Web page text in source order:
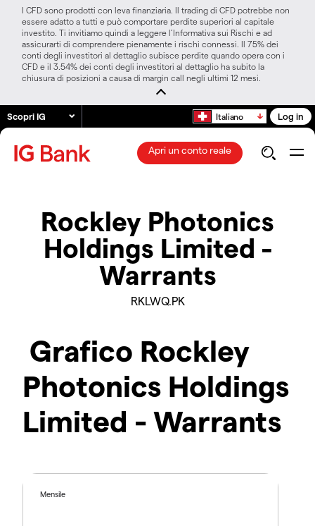
I CFD sono prodotti con leva finanziaria. Il trading di CFD potrebbe non
essere adatto a tutti e può comportare perdite superiori al capitale
investito. Ti invitiamo quindi a leggere l’Informativa sui Rischi e ad
assicurarti di comprendere pienamente i rischi connessi. Il 75% dei
conti degli investitori al dettaglio subisce perdite quando opera con i
CFD e il 3.54% dei conti degli investitori al dettaglio ha subito la
chiusura di posizioni a causa di margin call negli ultimi 12 mesi.
Scopri IG Italiano Log in
Apri un conto reale
Rockley Photonics
Holdings Limited -
Warrants
RKLWQ.PK
Grafico Rockley
Photonics Holdings
Limited - Warrants
Mensile